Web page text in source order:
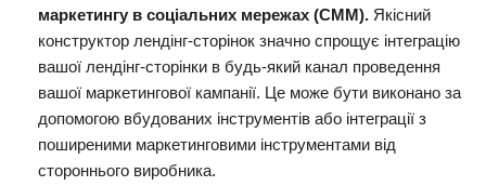
маркетингу в соціальних мережах (СММ). Якісний
конструктор лендінг-сторінок значно спрощує інтеграцію
вашої лендінг-сторінки в будь-який канал проведення
вашої маркетингової кампанії. Це може бути виконано за
допомогою вбудованих інструментів або інтеграції з
поширеними маркетинговими інструментами від
стороннього виробника.